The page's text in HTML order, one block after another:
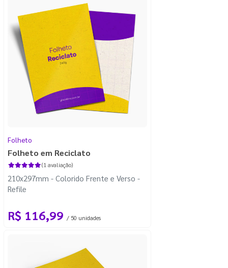
Folheto
Folheto em Reciclato
(1 avaliação)
210x297mm - Colorido Frente e Verso -
Refile
R$ 116,99 / 50 unidades